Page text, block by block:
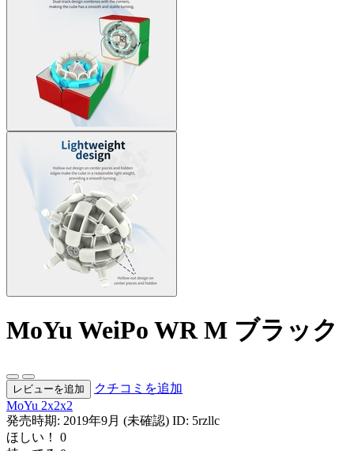
MoYu WeiPo WR M ブラック
レビューを追加
クチコミを追加
MoYu 2x2x2
発売時期: 2019年9月 (未確認) ID: 5rzllc
ほしい！
0